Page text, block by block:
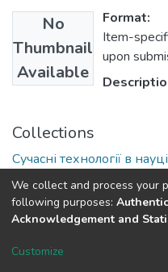
No
Thumbnail
Available
Format:
Item-
upon
Collections
Сучасні технології в
у 2-х ч. Ч. 1
Dspace & Volodymyr Dahl
We collect and process your
following purposes:
Acknowledgement and
Customize